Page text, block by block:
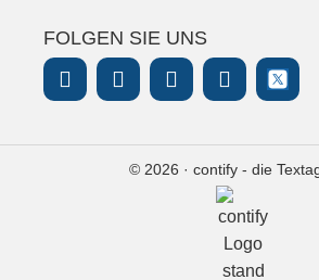
FOLGEN SIE UNS
© 2026 · contify - die